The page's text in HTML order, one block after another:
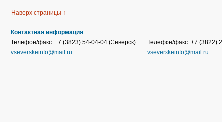
Наверх страницы ↑
Контактная информация
Телефон/факс: +7 (3823) 54-04-04 (Северск)
vseverskeinfo@mail.ru
Телефон/факс: +7 (3822)
vseverskeinfo@mail.ru